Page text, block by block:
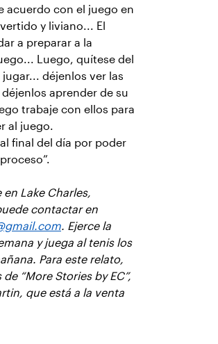
acuerdo con el juego en
y liviano... El
a preparar a la
Luego, quítese del
déjenlos ver las
aprender de su
trabaje con ellos para
al juego.
final del día por poder
en Lake Charles,
contactar en
. Ejerce la
y juega al tenis los
Para este relato,
“More Stories by EC”,
que está a la venta